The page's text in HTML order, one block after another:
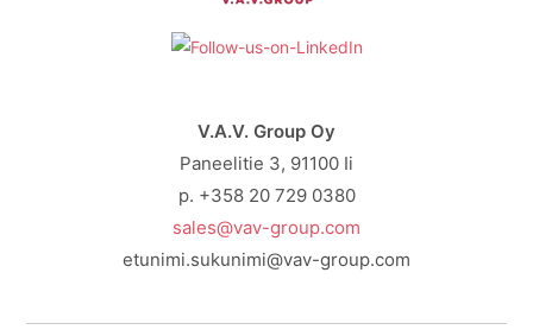
V.A.V. Group Oy
Paneelitie 3, 91100 Ii
p. +358 20 729 0380
sales@vav-group.com
etunimi.sukunimi@vav-group.com